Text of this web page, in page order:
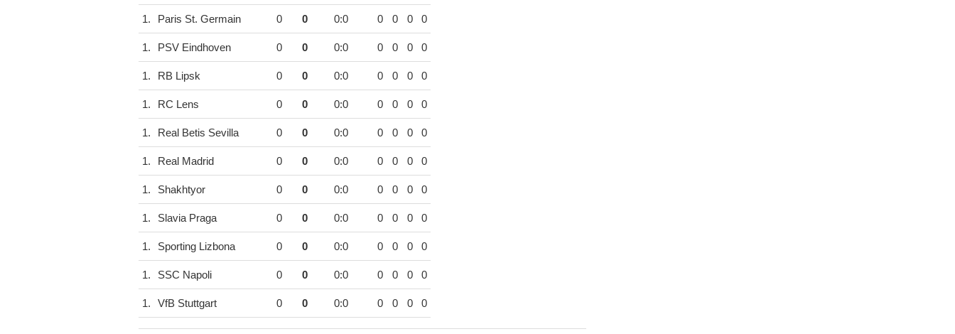
1. Paris St. Germain 0 0 0:0 0 0 0 0
1. PSV Eindhoven 0 0 0:0 0 0 0 0
1. RB Lipsk 0 0 0:0 0 0 0 0
1. RC Lens 0 0 0:0 0 0 0 0
1. Real Betis Sevilla 0 0 0:0 0 0 0 0
1. Real Madrid 0 0 0:0 0 0 0 0
1. Shakhtyor 0 0 0:0 0 0 0 0
1. Slavia Praga 0 0 0:0 0 0 0 0
1. Sporting Lizbona 0 0 0:0 0 0 0 0
1. SSC Napoli 0 0 0:0 0 0 0 0
1. VfB Stuttgart 0 0 0:0 0 0 0 0